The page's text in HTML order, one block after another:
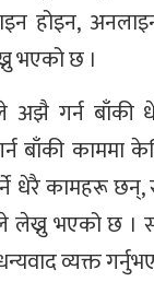
होइन,
भएको छ ।
अझै गर्न
बाँकी काममा
धेरै कामहरू छन्,
लेख्नु भएको छ ।
व्यक्त